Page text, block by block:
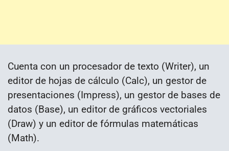
Cuenta con un procesador de texto (Writer), un
editor de hojas de cálculo (Calc), un gestor de
presentaciones (Impress), un gestor de bases de
datos (Base), un editor de gráficos vectoriales
(Draw) y un editor de fórmulas matemáticas
(Math).